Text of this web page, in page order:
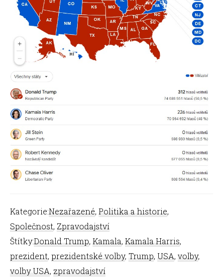
Kategorie:Nezařazené, Politika a historie,
Společnost, Zpravodajství
Štítky:Donald Trump, Kamala, Kamala Harris,
prezident, prezidentské volby, Trump, USA, volby,
volby USA, zpravodajství